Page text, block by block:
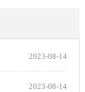
2023-08-14
2023-08-14